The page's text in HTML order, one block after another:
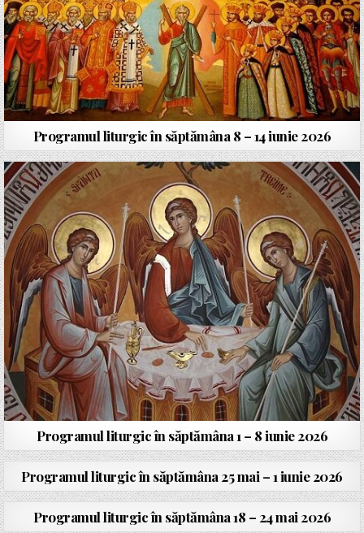
Programul liturgic în săptămâna 8 – 14 iunie 2026
Programul liturgic în săptămâna 1 – 8 iunie 2026
Programul liturgic în săptămâna 25 mai – 1 iunie 2026
Programul liturgic în săptămâna 18 – 24 mai 2026